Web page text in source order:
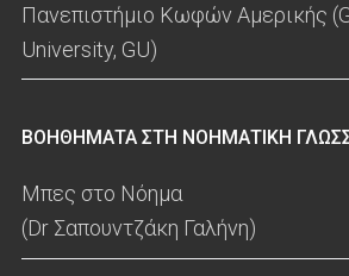
Πανεπιστήμιο Κωφών Αμερικής
University, GU)
ΒΟΗΘΗΜΑΤΑ ΣΤΗ ΝΟΗΜΑΤΙΚΗ
Μπες στο Νόημα
(Dr Σαπουντζάκη Γαλήνη)